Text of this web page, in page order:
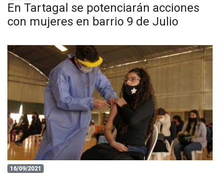
En Tartagal se potenciarán acciones
con mujeres en barrio 9 de Julio
16/09/2021